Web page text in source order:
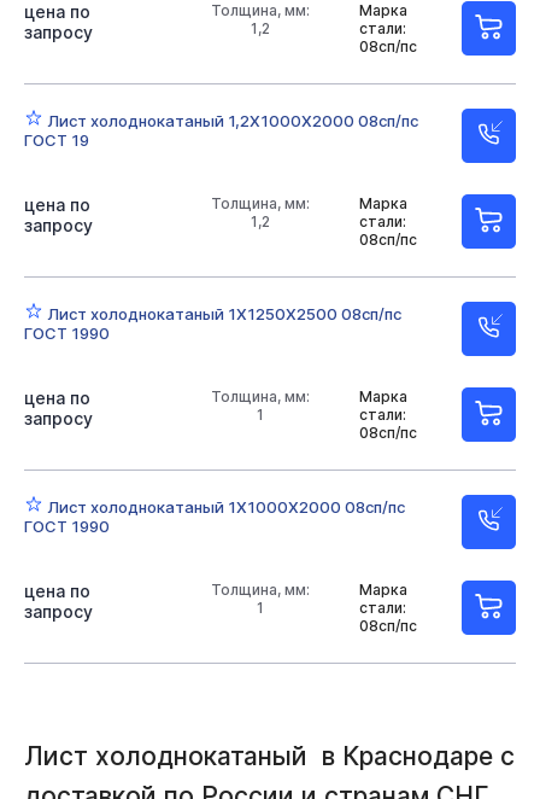
Марка
стали:
08сп/пс
Толщина, мм:
1,2
цена по
запросу
Лист холоднокатаный 1,2Х1000Х2000 08сп/пс
ГОСТ 19
Марка
стали:
08сп/пс
Толщина, мм:
1,2
цена по
запросу
Лист холоднокатаный 1Х1250Х2500 08сп/пс
ГОСТ 1990
Марка
стали:
08сп/пс
Толщина, мм:
1
цена по
запросу
Лист холоднокатаный 1Х1000Х2000 08сп/пс
ГОСТ 1990
Марка
стали:
08сп/пс
Толщина, мм:
1
цена по
запросу
Лист холоднокатаный в Краснодаре с